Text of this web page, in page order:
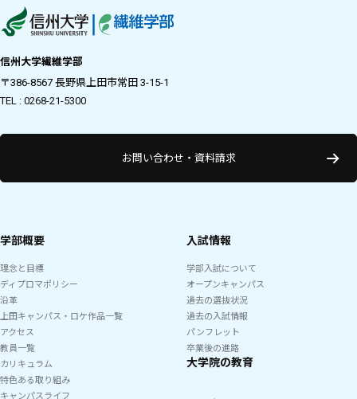
信州大学繊維学部
〒386-8567 長野県上田市常田 3-15-1
TEL : 0268-21-5300
お問い合わせ・資料請求
学部概要
理念と目標
ディプロマポリシー
沿革
上田キャンパス・ロケ作品一覧
アクセス
教員一覧
カリキュラム
特色ある取り組み
キャンパスライフ
入試情報
学部入試について
オープンキャンパス
過去の選抜状況
過去の入試情報
パンフレット
卒業後の進路
大学院の教育